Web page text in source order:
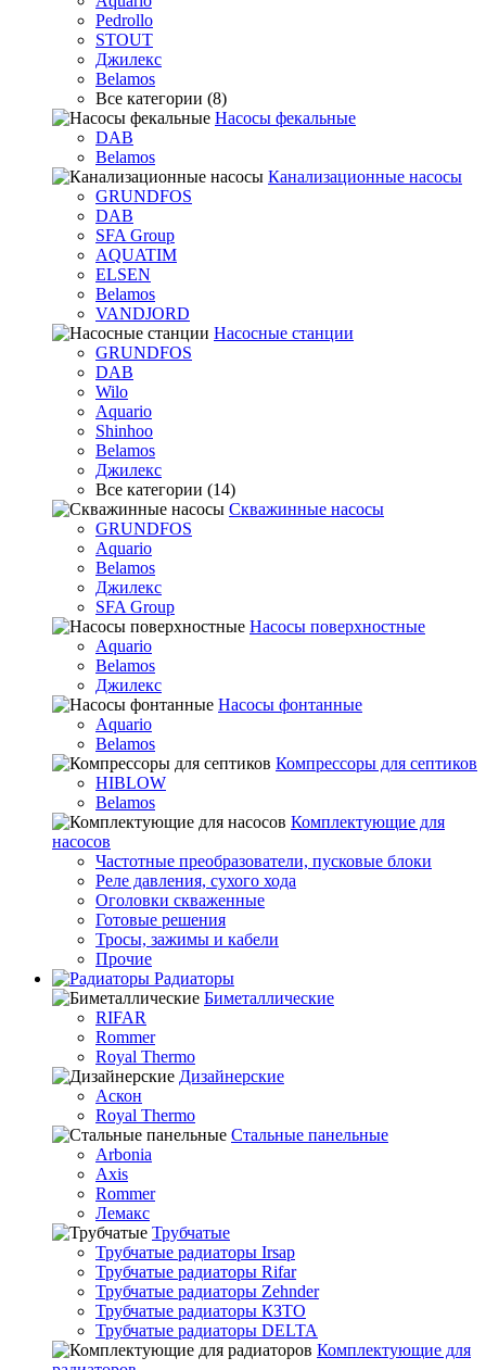
Pedrollo
STOUT
Джилекс
Belamos
Все категории (8)
Насосы фекальные
DAB
Belamos
Канализационные насосы
GRUNDFOS
DAB
SFA Group
AQUATIM
ELSEN
Belamos
VANDJORD
Насосные станции
GRUNDFOS
DAB
Wilo
Aquario
Shinhoo
Belamos
Джилекс
Все категории (14)
Скважинные насосы
GRUNDFOS
Aquario
Belamos
Джилекс
SFA Group
Насосы поверхностные
Aquario
Belamos
Джилекс
Насосы фонтанные
Aquario
Belamos
Компрессоры для септиков
HIBLOW
Belamos
Комплектующие для
насосов
Частотные преобразователи, пусковые блоки
Реле давления, сухого хода
Оголовки скваженные
Готовые решения
Тросы, зажимы и кабели
Прочие
Радиаторы
Биметаллические
RIFAR
Rommer
Royal Thermo
Дизайнерские
Аскон
Royal Thermo
Стальные панельные
Arbonia
Axis
Rommer
Лемакс
Трубчатые
Трубчатые радиаторы Irsap
Трубчатые радиаторы Rifar
Трубчатые радиаторы Zehnder
Трубчатые радиаторы КЗТО
Трубчатые радиаторы DELTA
Комплектующие для